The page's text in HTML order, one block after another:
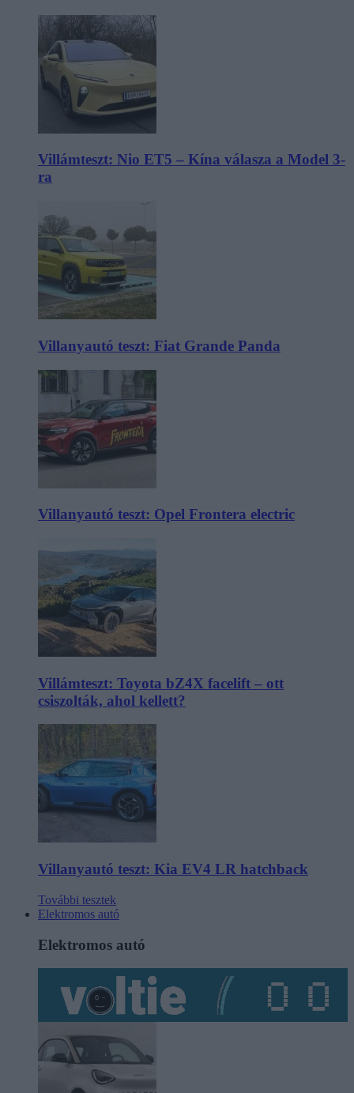
Villámteszt: Nio ET5 – Kína válasza a Model 3-
ra
Villanyautó teszt: Fiat Grande Panda
Villanyautó teszt: Opel Frontera electric
Villámteszt: Toyota bZ4X facelift – ott
csiszolták, ahol kellett?
Villanyautó teszt: Kia EV4 LR hatchback
További tesztek
Elektromos autó
Elektromos autó